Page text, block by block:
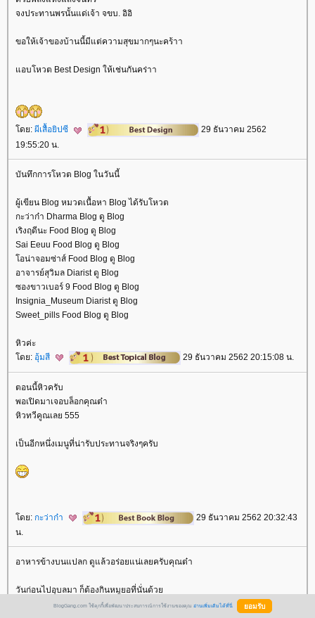
จงประทานพรนั้นแด่เจ้า จขบ. อิอิ
ขอให้เจ้าของบ้านนี้มีแต่ความสุขมากๆนะคร้าา
อบโหวต Best Design ให้เช่นกันคร่าา
ดย: ผีเสื้อยิปซี
29 ธันวาคม 2562
19:55:20 น.
บันทึกการโหวต Blog ในวันนี้
ผู้เขียน Blog หมวดเนื้อหา Blog ได้รับโหวต
กะว่าก๋า Dharma Blog ดู Blog
เริงฤดีนะ Food Blog ดู Blog
Sai Eeuu Food Blog ดู Blog
อน่าจอมซ่าส์ Food Blog ดู Blog
อาจารย์สุวิมล Diarist ดู Blog
ซองขาวเบอร์ 9 Food Blog ดู Blog
Insignia_Museum Diarist ดู Blog
Sweet_pills Food Blog ดู Blog
หิวค่ะ
ดย: อุ้มสี 29 ธันวาคม 2562 20:15:08 น.
ตอนนี้หิวครับ
พอเปิดมาเจอบล็อกคุณต๋า
หิวทวีคูณเลย 555
เป็นอีกหนึ่งเมนูที่น่ารับประทานจริงๆครับ
ดย: กะว่าก๋า
29 ธันวาคม 2562 20:32:43
น.
อาหารข้างบนแปลก ดูแล้วอร่อยแน่เลยครับคุณต๋า
วันก่อนไปอุบลมา ก็ต้องกินหมูยอที่นั่นด้ว
ไวน์กับสายน้ำ
29 ธันวาคม 2562
BlogGang.com ใช้คุกกี้เพื่อพัฒนาประสบการณ์การใช้งานของคุณ อ่านเพิ่มเติมได้ที่นี่